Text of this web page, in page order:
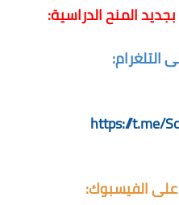
المنح الدراسية:
التلغرام:
https://t.me/
الفيسبوك: